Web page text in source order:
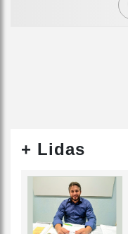
+ Lidas